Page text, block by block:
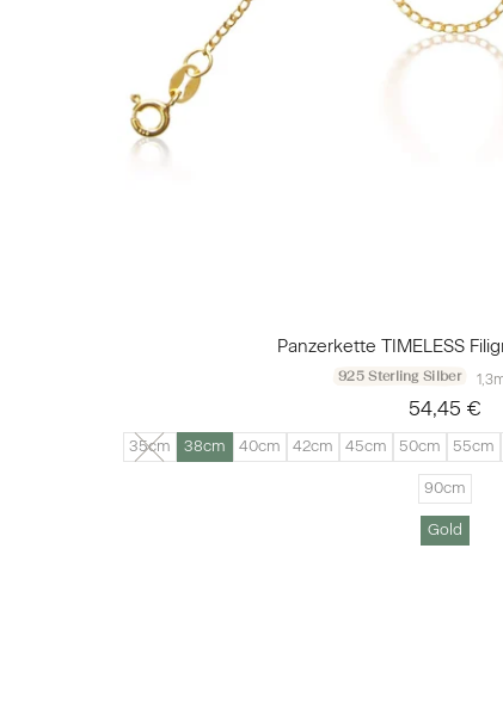
Panzerkette TIMELESS
925 Sterling Silber
54,45 €
35cm 38cm 40cm 42cm 45cm 50cm 55cm
90cm
Gold